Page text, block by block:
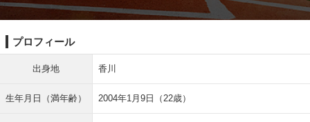
プロフィール
出身地 香川
生年月日（満年齢） 2004年1月9日（22歳）